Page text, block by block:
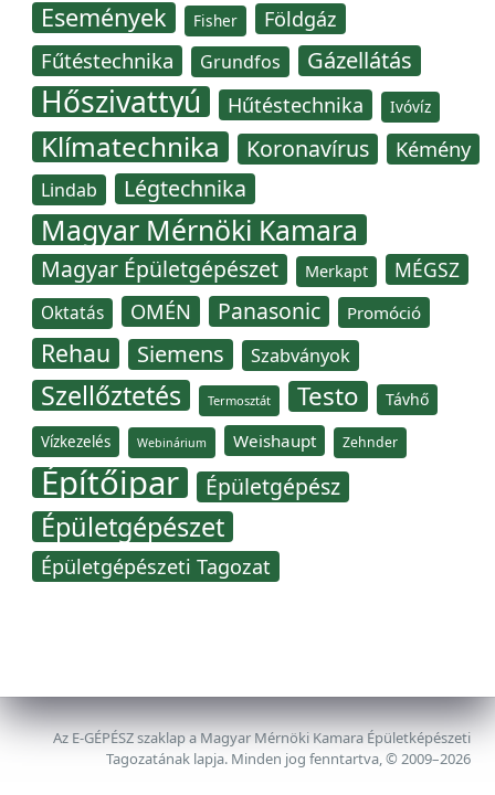
Események Fisher Földgáz
Fűtéstechnika Grundfos Gázellátás
Hőszivattyú Hűtéstechnika Ivóvíz
Klímatechnika Koronavírus Kémény
Lindab Légtechnika
Magyar Mérnöki Kamara
Magyar Épületgépészet Merkapt MÉGSZ
Oktatás OMÉN Panasonic Promóció
Rehau Siemens Szabványok
Szellőztetés Termosztát Testo Távhő
Vízkezelés Webinárium Weishaupt Zehnder
Építőipar Épületgépész
Épületgépészet
Épületgépészeti Tagozat
Az E-GÉPÉSZ szaklap a Magyar Mérnöki Kamara Épületképészeti
Tagozatának lapja. Minden jog fenntartva, © 2009–2026